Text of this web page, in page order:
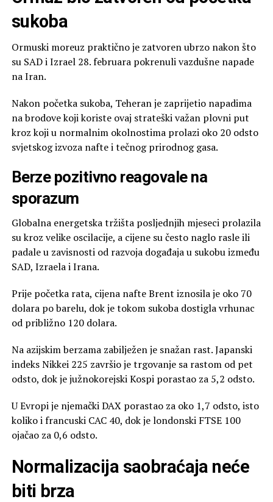
sukoba
Ormuski moreuz praktično je zatvoren ubrzo nakon što
su SAD i Izrael 28. februara pokrenuli vazdušne napade
na Iran.
Nakon početka sukoba, Teheran je zaprijetio napadima
na brodove koji koriste ovaj strateški važan plovni put
kroz koji u normalnim okolnostima prolazi oko 20 odsto
svjetskog izvoza nafte i tečnog prirodnog gasa.
Berze pozitivno reagovale na
sporazum
Globalna energetska tržišta posljednjih mjeseci prolazila
su kroz velike oscilacije, a cijene su često naglo rasle ili
padale u zavisnosti od razvoja događaja u sukobu između
SAD, Izraela i Irana.
Prije početka rata, cijena nafte Brent iznosila je oko 70
dolara po barelu, dok je tokom sukoba dostigla vrhunac
od približno 120 dolara.
Na azijskim berzama zabilježen je snažan rast. Japanski
indeks Nikkei 225 završio je trgovanje sa rastom od pet
odsto, dok je južnokorejski Kospi porastao za 5,2 odsto.
U Evropi je njemački DAX porastao za oko 1,7 odsto, isto
koliko i francuski CAC 40, dok je londonski FTSE 100
ojačao za 0,6 odsto.
Normalizacija saobraćaja neće
biti brza